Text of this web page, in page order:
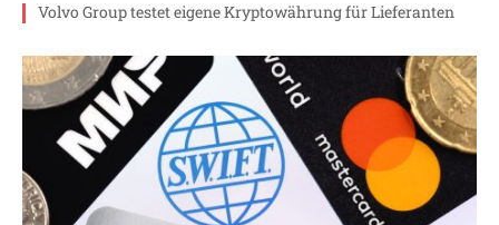
Volvo Group testet eigene Kryptowährung für Lieferanten